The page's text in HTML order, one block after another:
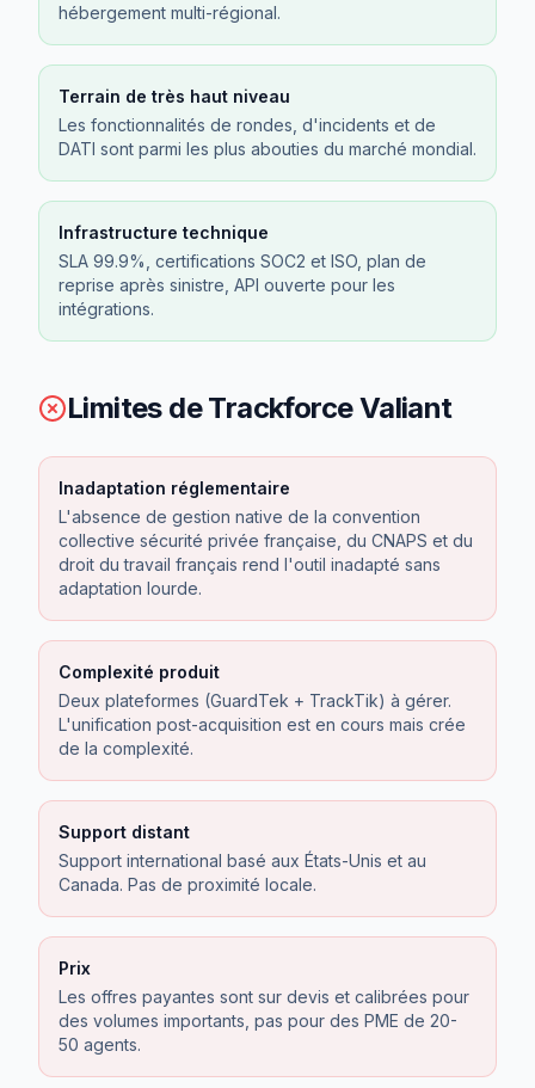
hébergement multi-régional.
Terrain de très haut niveau
Les fonctionnalités de rondes, d'incidents et de
DATI sont parmi les plus abouties du marché mondial.
Infrastructure technique
SLA 99.9%, certifications SOC2 et ISO, plan de
reprise après sinistre, API ouverte pour les
intégrations.
Limites deTrackforce Valiant
Inadaptation réglementaire
L'absence de gestion native de la convention
collective sécurité privée française, du CNAPS et du
droit du travail français rend l'outil inadapté sans
adaptation lourde.
Complexité produit
Deux plateformes (GuardTek + TrackTik) à gérer.
L'unification post-acquisition est en cours mais crée
de la complexité.
Support distant
Support international basé aux États-Unis et au
Canada. Pas de proximité locale.
Prix
Les offres payantes sont sur devis et calibrées pour
des volumes importants, pas pour des PME de 20-
50 agents.